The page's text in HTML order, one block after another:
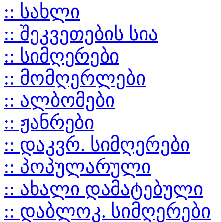
:: სახლი
:: შეკვეთების სია
:: სიმღერები
:: მომღერლები
:: ალბომები
:: ჟანრები
:: დაკვრ. სიმღერები
:: პოპულარული
:: ახალი დამატებული
:: დაბლოკ. სიმღერები